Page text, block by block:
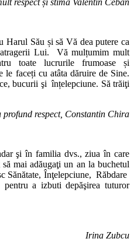
respect și stimă Valentin Ceban
Harul Său și să Vă dea putere ca
Lui. Vă mulțumim mult
toate lucrurile frumoase și
le faceți cu atâta dăruire de Sine.
bucurii şi înțelepciune. Să trăiţi
profund respect, Constantin Chira
şi în familia dvs., ziua în care
mai adăugaţi un an la buchetul
Sănătate, Înţelepciune, Răbdare
a izbuti depăşirea tuturor
Irina Zubcu